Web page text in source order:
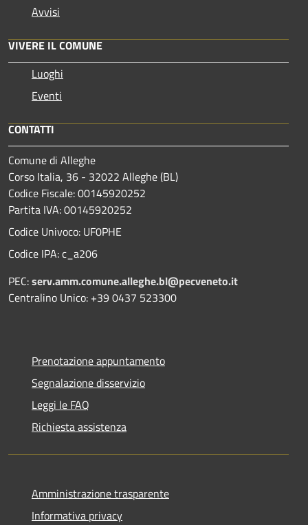
Avvisi
VIVERE IL COMUNE
Luoghi
Eventi
CONTATTI
Comune di Alleghe
Corso Italia, 36 - 32022 Alleghe (BL)
Codice Fiscale: 00145920252
Partita IVA: 00145920252
Codice Univoco: UF0PHE
Codice IPA: c_a206
PEC:serv.amm.comune.alleghe.bl@pecveneto.it
Centralino Unico: +39 0437 523300
Prenotazione appuntamento
Segnalazione disservizio
Leggi le FAQ
Richiesta assistenza
Amministrazione trasparente
Informativa privacy